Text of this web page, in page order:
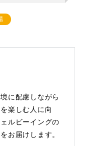
に配慮しながら
楽しむ人に向
ルビーイングの
お届けします。